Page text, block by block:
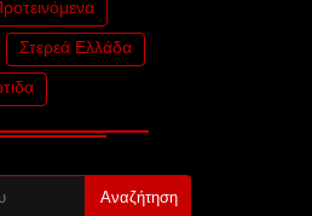
Προτεινόμενα
Στερεά Ελλάδα